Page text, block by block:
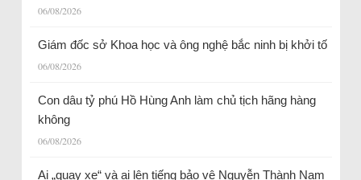
06/08/2026
Giám đốc sở Khoa học và ông nghệ bắc ninh bị khởi tố
06/08/2026
Con dâu tỷ phú Hồ Hùng Anh làm chủ tịch hãng hàng
không
06/08/2026
Ai „quay xe“ và ai lên tiếng bảo vệ Nguyễn Thành Nam